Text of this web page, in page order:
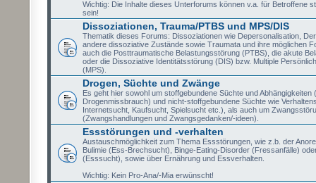
Wichtig: Die Inhalte dieses Unterforums können v.a. für Betroffene
sein!
Dissoziationen, Trauma/PTBS und MPS/DIS
Thematik dieses Forums: Dissoziationen wie Depersonalisation,
andere dissoziative Zustände sowie Traumata und ihre möglichen
auch die Posttraumatische Belastungsstörung (PTBS), die akute
oder die Dissoziative Identitätsstörung (DIS) bzw. Multiple
(MPS).
Drogen, Süchte und Zwänge
Es geht hier sowohl um stoffgebundene Süchte und Abhängigkeiten
Drogenmissbrauch) und nicht-stoffgebundene Süchte wie
Internetsucht, Kaufsucht, Spielsucht etc.), als auch um
(Zwangshandlungen und Zwangsgedanken/-ideen).
Essstörungen und -verhalten
Austauschmöglichkeit zum Thema Essstörungen, wie z.b. der
Bulimie (Ess-Brechsucht), Binge-Eating-Disorder (Fressanfälle)
(Esssucht), sowie über Ernährung und Essverhalten.
Wichtig: Kein Pro-Ana/-Mia erwünscht!